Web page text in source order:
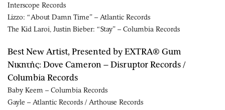
Interscope Records
Lizzo: “About Damn Time” – Atlantic Records
The Kid Laroi, Justin Bieber: “Stay” – Columbia Records
Best New Artist, Presented by EXTRA® Gum
Νικητής: Dove Cameron – Disruptor Records /
Columbia Records
Baby Keem – Columbia Records
Gayle – Atlantic Records / Arthouse Records